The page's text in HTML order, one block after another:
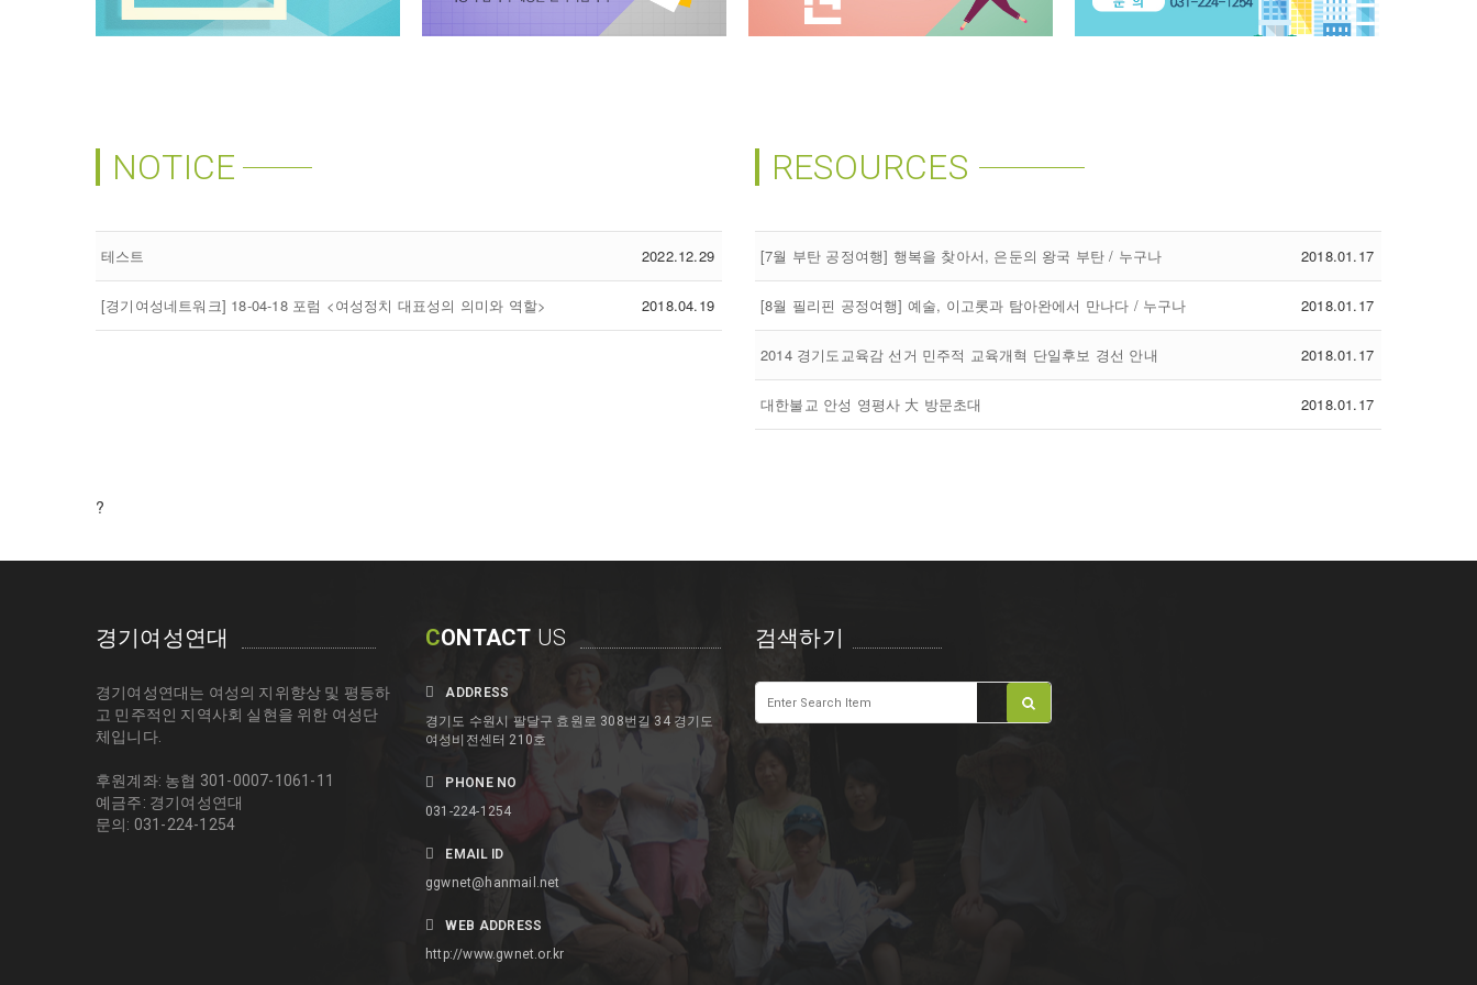
NOTICE
테스트 2022.12.29
[경기여성네트워크] 18-04-18 포럼 <여성정치 대표성의 의미와 역할> 2018.04.19
RESOURCES
[7월 부탄 공정여행] 행복을 찾아서, 은둔의 왕국 부탄 / 누구나 2018.01.17
[8월 필리핀 공정여행] 예술, 이고롯과 탐아완에서 만나다 / 누구나 2018.01.17
2014 경기도교육감 선거 민주적 교육개혁 단일후보 경선 안내 2018.01.17
대한불교 안성 영평사 大 방문초대 2018.01.17
?
경기여성연대
경기여성연대는 여성의 지위향상 및 평등하
고 민주적인 지역사회 실현을 위한 여성단
체입니다.
후원계좌: 농협 301-0007-1061-11
예금주: 경기여성연대
문의: 031-224-1254
CONTACT US
ADDRESS
경기도 수원시 팔달구 효원로 308번길 34 경기도
여성비전센터 210호
PHONE NO
031-224-1254
EMAIL ID
ggwnet@hanmail.net
WEB ADDRESS
http://www.gwnet.or.kr
검색하기